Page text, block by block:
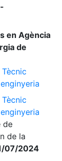
en Agència
de
de
de la
07/2024